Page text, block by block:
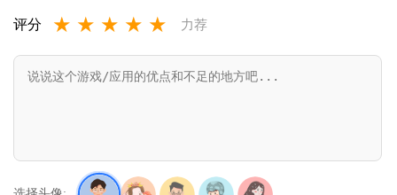
通)v3.1.3.7 v39.9.0_39900300
评分 ★ ★ ★ ★ ★ 力荐